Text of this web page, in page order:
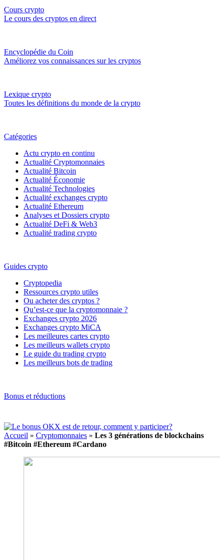
Cours crypto
Le cours des cryptos en direct
Encyclopédie du Coin
Améliorez vos connaissances sur les cryptos
Lexique crypto
Toutes les définitions du monde de la crypto
Catégories
Actu crypto en continu
Actualité Cryptomonnaies
Actualité Bitcoin
Actualité Économie
Actualité Technologies
Actualité exchanges crypto
Actualité Ethereum
Analyses et Dossiers crypto
Actualité DeFi & Web3
Actualité trading crypto
Guides crypto
Cryptopedia
Ressources crypto utiles
Ou acheter des cryptos ?
Qu’est-ce que la cryptomonnaie ?
Exchanges crypto 2026
Exchanges crypto MiCA
Les meilleures cartes crypto
Les meilleurs wallets crypto
Le guide du trading crypto
Les meilleurs bots de trading
Bonus et réductions
Accueil » Cryptomonnaies » Les 3 générations de blockchains
#Bitcoin #Ethereum #Cardano